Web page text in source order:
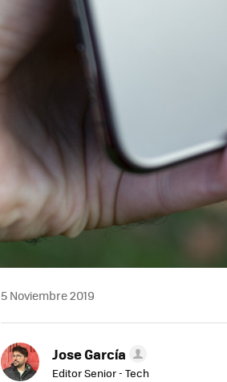
5 Noviembre 2019
Jose García
Editor Senior - Tech